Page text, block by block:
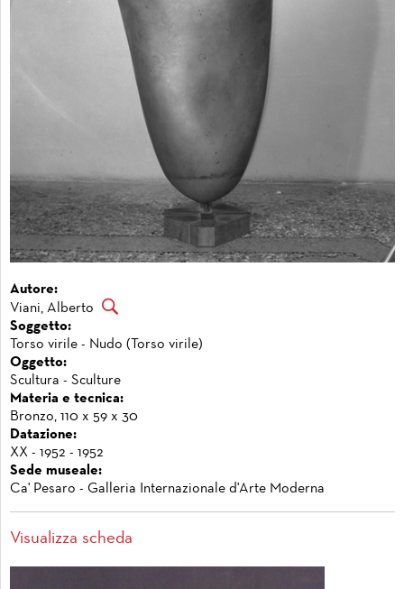
Autore:
Viani, Alberto
Soggetto:
Torso virile - Nudo (Torso virile)
Oggetto:
Scultura - Sculture
Materia e tecnica:
Bronzo, 110 x 59 x 30
Datazione:
XX - 1952 - 1952
Sede museale:
Ca' Pesaro - Galleria Internazionale d'Arte Moderna
Visualizza scheda